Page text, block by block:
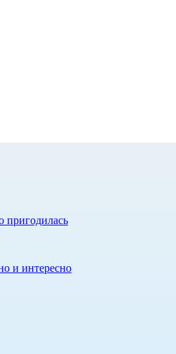
пригодилась
и интересно